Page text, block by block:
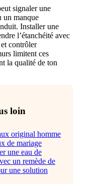
signaler une
un manque
Installer une
l’étanchéité avec
contrôler
limitent ces
la qualité de ton
loin
original homme
de mariage
une eau de
un remède de
une solution